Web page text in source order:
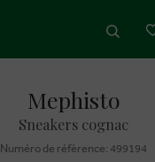
Mephisto
Sneakers cognac
Numéro de réfèrence: 499194